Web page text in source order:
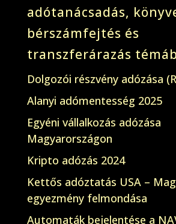
adótanácsadás,
bérszámfejtés és
transzferárazás
Dolgozói részvény adózása
Alanyi adómentesség 2025
Egyéni vállalkozás adózása
Magyarországon
Kripto adózás 2024
Kettős adóztatás USA –
egyezmény felmondása
Automaták bejelentése a